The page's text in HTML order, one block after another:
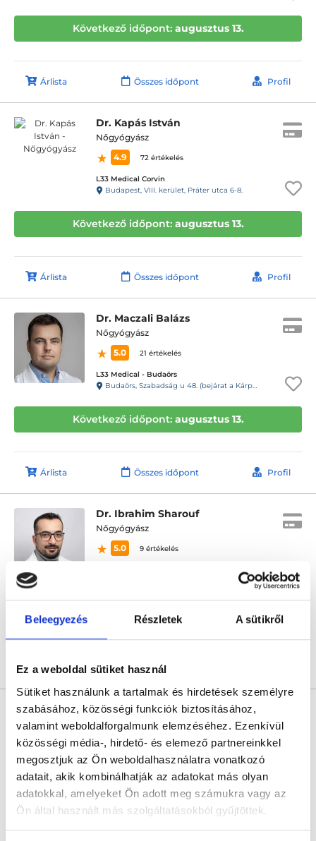
Beleegyezés Részletek A sütikről
Ez a weboldal sütiket használ
Sütiket használunk a tartalmak és hirdetések személyre
szabásához, közösségi funkciók biztosításához,
valamint weboldalforgalmunk elemzéséhez. Ezenkívül
közösségi média-, hirdető- és elemező partnereinkkel
megosztjuk az Ön weboldalhasználatra vonatkozó
adatait, akik kombinálhatják az adatokat más olyan
adatokkal, amelyeket Ön adott meg számukra vagy az
Ön által használt más szolgáltatásokból gyűjtöttek.
Következő időpont: augusztus 13.
Árlista Összes időpont Profil
Dr. Kapás István
Nőgyógyász
4.9
72 értékelés
L33 Medical Corvin
Budapest, VIII. kerület, Práter utca 6-8.
Következő időpont: augusztus 13.
Árlista Összes időpont Profil
Dr. Maczali Balázs
Nőgyógyász
5.0
21 értékelés
L33 Medical - Budaörs
Budaörs, Szabadság u 48. (bejárat a Kárpát u. 1. felől)
Következő időpont: augusztus 13.
Árlista Összes időpont Profil
Dr. Ibrahim Sharouf
Nőgyógyász
5.0
9 értékelés
Budapest, VIII. kerület, Práter utca 6-8.
Következő időpont:augusztus 14.
Árlista Összes időpont
Dr. Udvardi Réka
Nőgyógyász
4.9
49 értékelés
L33 Medical Corvin
Budapest, VIII. kerület, Práter utca 6-8.
Következő időpont:augusztus 14.